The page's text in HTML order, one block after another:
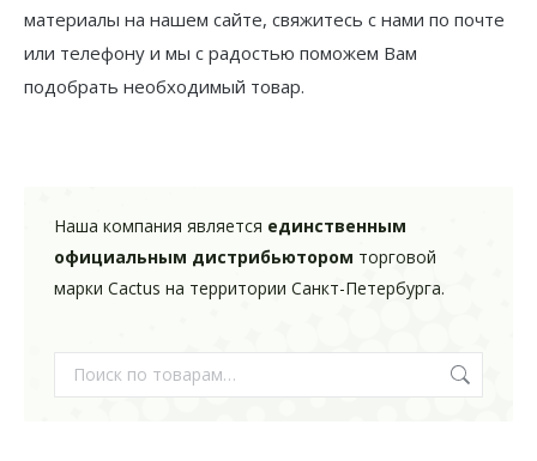
материалы на нашем сайте, свяжитесь с нами по почте
или телефону и мы с радостью поможем Вам
подобрать необходимый товар.
Наша компания является единственным
официальным дистрибьютором торговой
марки Cactus на территории Санкт-Петербурга.